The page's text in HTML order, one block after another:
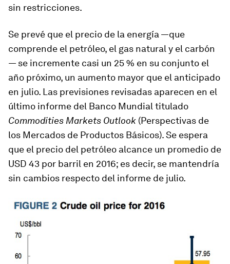
sin restricciones.
Se prevé que el precio de la energía —que
comprende el petróleo, el gas natural y el carbón
— se incremente casi un 25 % en su conjunto el
año próximo, un aumento mayor que el anticipado
en julio. Las previsiones revisadas aparecen en el
último informe del Banco Mundial titulado
Commodities Markets Outlook (Perspectivas de
los Mercados de Productos Básicos). Se espera
que el precio del petróleo alcance un promedio de
USD 43 por barril en 2016; es decir, se mantendría
sin cambios respecto del informe de julio.